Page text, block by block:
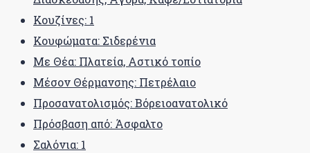
Κουζίνες: 1
Κουφώματα: Σιδερένια
Με Θέα: Πλατεία, Αστικό τοπίο
Μέσον Θέρμανσης: Πετρέλαιο
Προσανατολισμός: Βόρειοανατολικό
Πρόσβαση από: Άσφαλτο
Σαλόνια: 1